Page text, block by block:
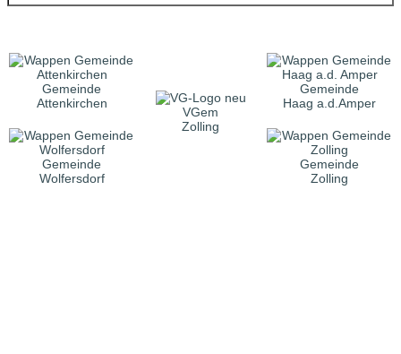
Gemeinde
Attenkirchen
VGem
Zolling
Gemeinde
Haag a.d.Amper
Gemeinde
Wolfersdorf
Gemeinde
Zolling